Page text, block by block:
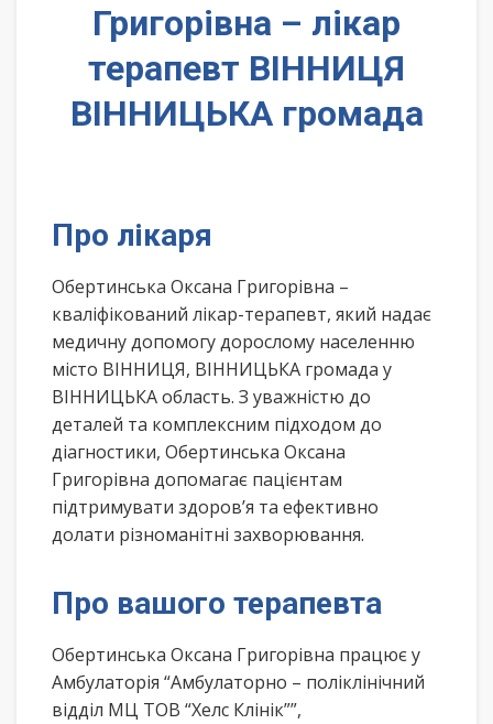
Григорівна – лікар
терапевт ВІННИЦЯ
ВІННИЦЬКА громада
Про лікаря
Обертинська Оксана Григорівна –
кваліфікований лікар-терапевт, який надає
медичну допомогу дорослому населенню
місто ВІННИЦЯ, ВІННИЦЬКА громада у
ВІННИЦЬКА область. З уважністю до
деталей та комплексним підходом до
діагностики, Обертинська Оксана
Григорівна допомагає пацієнтам
підтримувати здоров’я та ефективно
долати різноманітні захворювання.
Про вашого терапевта
Обертинська Оксана Григорівна працює у
Амбулаторія “Амбулаторно – поліклінічний
відділ МЦ ТОВ “Хелс Клінік””,